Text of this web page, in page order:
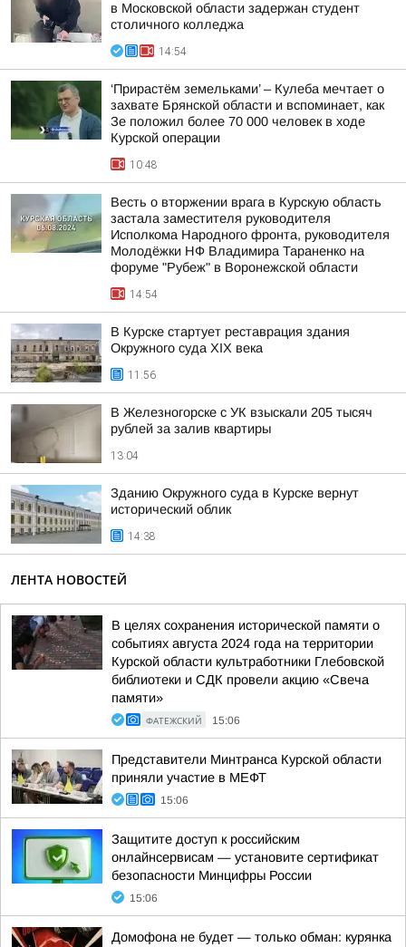
в Московской области задержан студент
столичного колледжа
14:54
‘Прирастём земельками’ – Кулеба мечтает о
захвате Брянской области и вспоминает, как
Зе положил более 70 000 человек в ходе
Курской операции
10:48
Весть о вторжении врага в Курскую область
застала заместителя руководителя
Исполкома Народного фронта, руководителя
Молодёжки НФ Владимира Тараненко на
форуме "Рубеж" в Воронежской области
14:54
В Курске стартует реставрация здания
Окружного суда XIX века
11:56
В Железногорске с УК взыскали 205 тысяч
рублей за залив квартиры
13:04
Зданию Окружного суда в Курске вернут
исторический облик
14:38
ЛЕНТА НОВОСТЕЙ
В целях сохранения исторической памяти о
событиях августа 2024 года на территории
Курской области культработники Глебовской
библиотеки и СДК провели акцию «Свеча
памяти»
ФАТЕЖСКИЙ 15:06
Представители Минтранса Курской области
приняли участие в МЕФТ
15:06
Защитите доступ к российским
онлайнсервисам — установите сертификат
безопасности Минцифры России
15:06
Домофона не будет — только обман: курянка